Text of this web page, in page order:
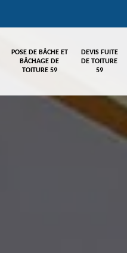
POSE DE BÂCHE ET
BÂCHAGE DE
TOITURE 59
DEVIS FUITE
DE TOITURE
59